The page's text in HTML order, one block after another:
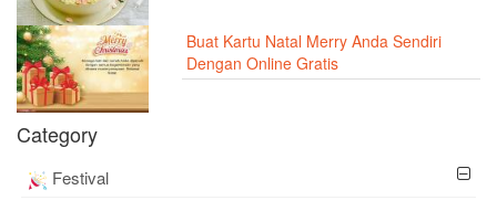
Buat Kartu Natal Merry Anda Sendiri
Dengan Online Gratis
Category
Festival